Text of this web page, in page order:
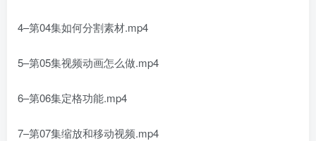
4–第04集如何分割素材.mp4
5–第05集视频动画怎么做.mp4
6–第06集定格功能.mp4
7–第07集缩放和移动视频.mp4